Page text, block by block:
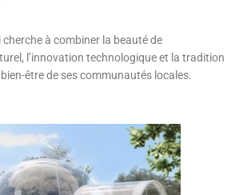
à combiner la beauté de
l’innovation technologique et la tradition
être de ses communautés locales.